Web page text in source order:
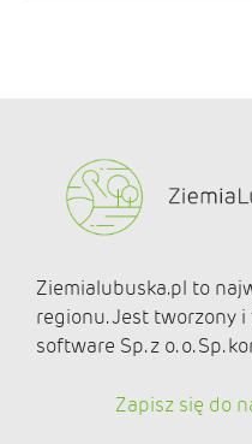
Ziemialubuska.pl to
regionu. Jest tworzony
software Sp. z o. o. Sp.
Zapisz się do